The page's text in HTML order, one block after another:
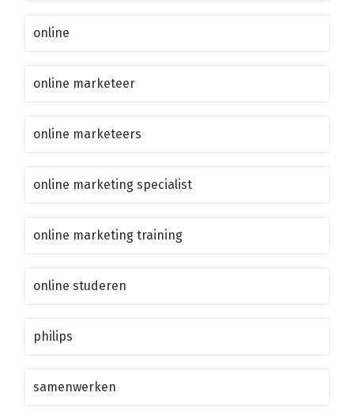
online
online marketeer
online marketeers
online marketing specialist
online marketing training
online studeren
philips
samenwerken